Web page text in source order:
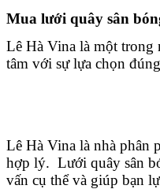
Mua lưới quây sân
Lê Hà Vina là một trong
tâm với sự lựa chọn
Lê Hà Vina là nhà phân
hợp lý.  Lưới quây sân
vấn cụ thể và giúp bạn